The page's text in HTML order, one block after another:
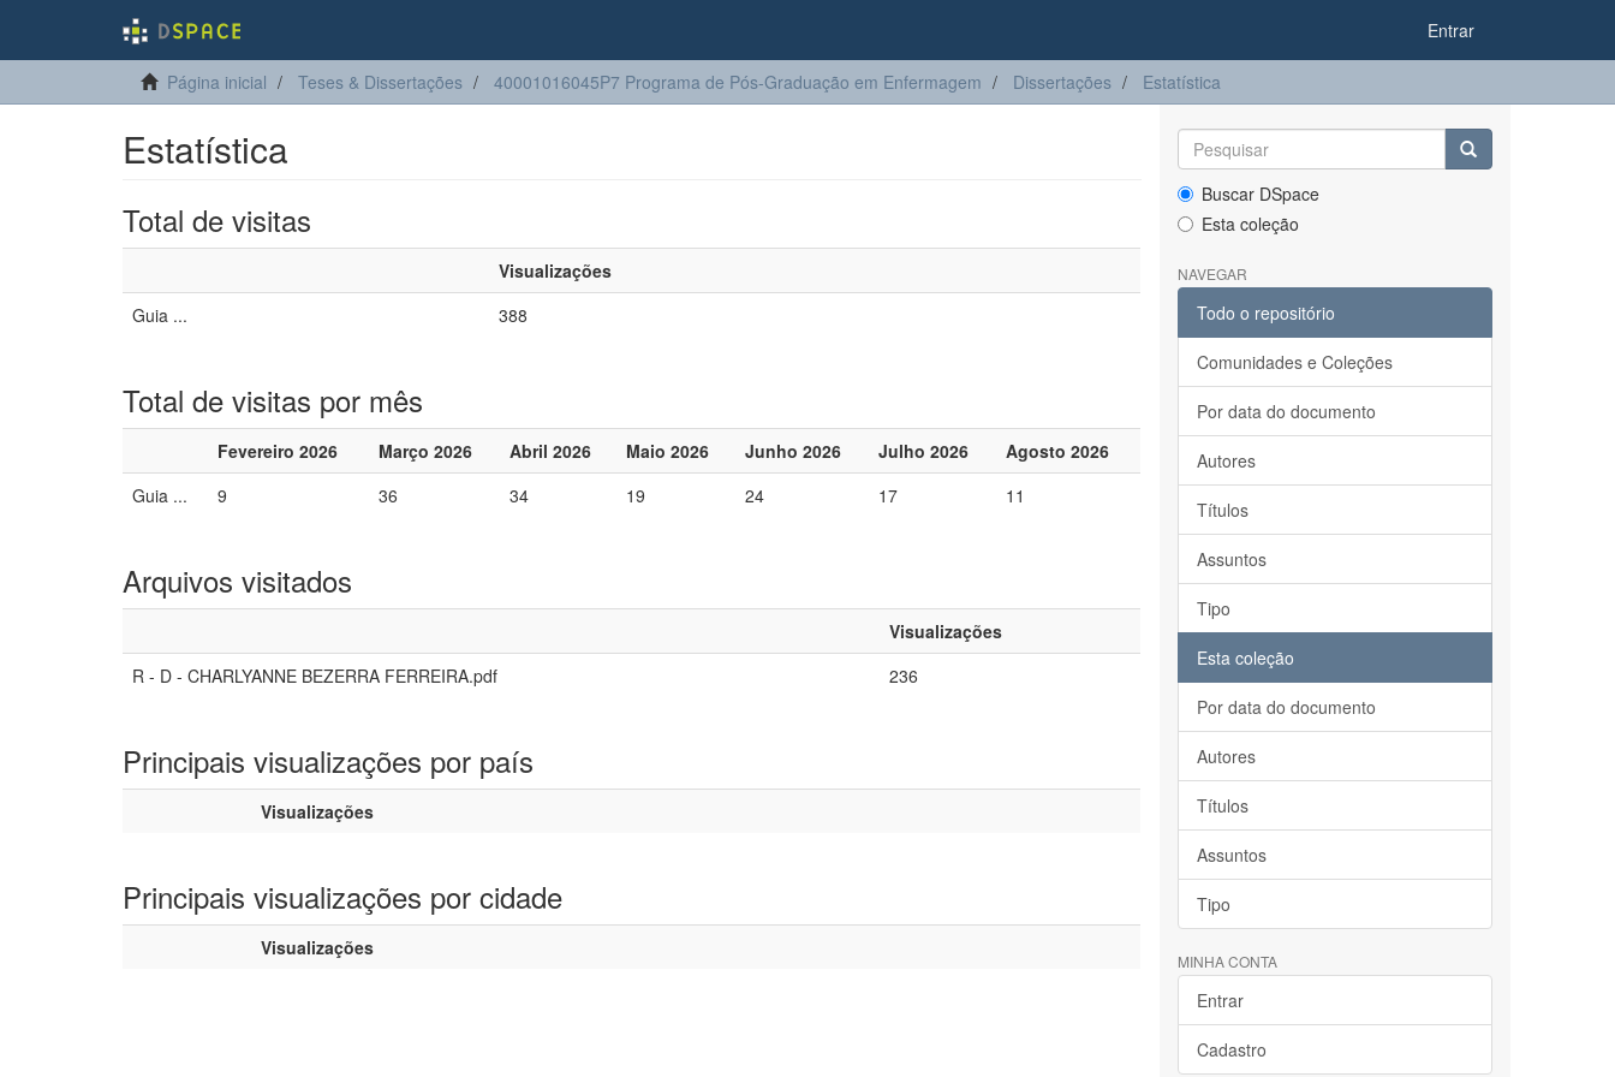
Entrar
Página inicial Teses & Dissertações 40001016045P7 Programa de Pós-Graduação em Enfermagem Dissertações Estatística
Estatística
Total de visitas
Visualizações
Guia ...
388
Total de visitas por mês
Fevereiro 2026 Março 2026 Abril 2026 Maio 2026 Junho 2026 Julho 2026
Agosto 2026
Guia ...
9 36 34 19 24 17 11
Arquivos visitados
Visualizações
R - D - CHARLYANNE BEZERRA FERREIRA.pdf
236
Principais visualizações por país
Visualizações
Principais visualizações por cidade
Visualizações
Buscar DSpace
Esta coleção
NAVEGAR
Todo o repositório
Comunidades e Coleções
Por data do documento
Autores
Títulos
Assuntos
Tipo
Esta coleção
Por data do documento
Autores
Títulos
Assuntos
Tipo
MINHA CONTA
Entrar
Cadastro